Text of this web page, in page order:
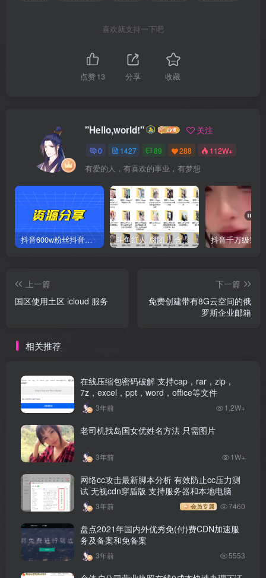
喜欢就支持一下吧
点赞13 分享 收藏
"Hello,world!" 关注
0 1427 89 288 112W+
有爱的人，有喜欢的事业，有梦想
抖音600w粉丝抖音网红痞幼一手资料 877P 500M 含私拍 斗鱼红人 腐团儿 含付费 大尺写真 32套
上一篇
国区使用土区 icloud 服务
下一篇
免费创建带有8G云空间的俄
罗斯企业邮箱
相关推荐
在线压缩包密码破解 支持cap，rar，zip，
7z，excel，ppt，word，office等文件
3年前 1.2W+
老司机找岛国女优姓名方法 只需图片
3年前 1W+
网络cc攻击最新脚本分析 有效防止cc压力测
试 无视cdn穿盾版 支持服务器和本地电脑
3年前 会员专属 7460
盘点2021年国内外优秀免(付)费CDN加速服
务及备案和免备案
3年前 5553